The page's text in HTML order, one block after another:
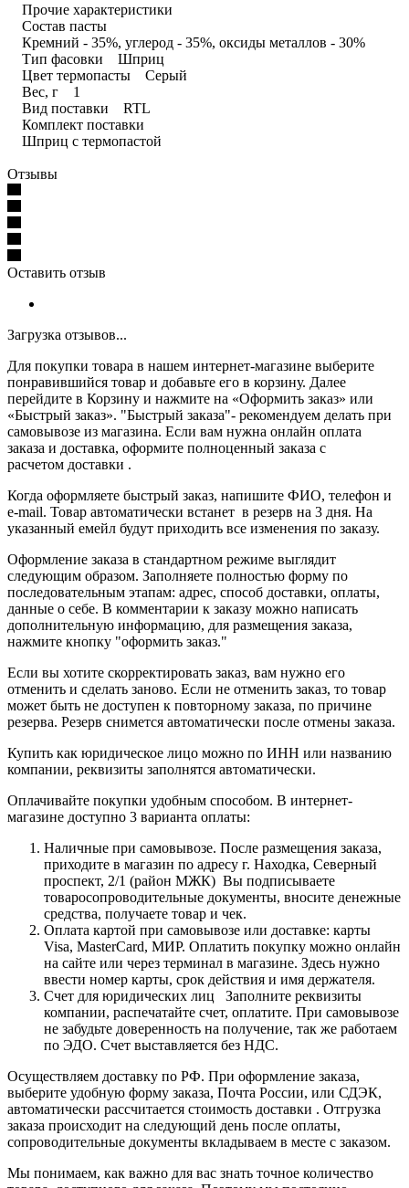
Прочие характеристики
Состав пасты
Кремний - 35%, углерод - 35%, оксиды металлов - 30%
Тип фасовки Шприц
Цвет термопасты Серый
Вес, г 1
Вид поставки RTL
Комплект поставки
Шприц с термопастой
Отзывы
Оставить отзыв
Загрузка отзывов...
Для покупки товара в нашем интернет-магазине выберите
понравившийся товар и добавьте его в корзину. Далее
перейдите в Корзину и нажмите на «Оформить заказ» или
«Быстрый заказ». "Быстрый заказа"- рекомендуем делать при
самовывозе из магазина. Если вам нужна онлайн оплата
заказа и доставка, оформите полноценный заказа с
расчетом доставки .
Когда оформляете быстрый заказ, напишите ФИО, телефон и
e-mail. Товар автоматически встанет в резерв на 3 дня. На
указанный емейл будут приходить все изменения по заказу.
Оформление заказа в стандартном режиме выглядит
следующим образом. Заполняете полностью форму по
последовательным этапам: адрес, способ доставки, оплаты,
данные о себе. В комментарии к заказу можно написать
дополнительную информацию, для размещения заказа,
нажмите кнопку "оформить заказ."
Если вы хотите скорректировать заказ, вам нужно его
отменить и сделать заново. Если не отменить заказ, то товар
может быть не доступен к повторному заказа, по причине
резерва. Резерв снимется автоматически после отмены заказа.
Купить как юридическое лицо можно по ИНН или названию
компании, реквизиты заполнятся автоматически.
Оплачивайте покупки удобным способом. В интернет-
магазине доступно 3 варианта оплаты:
Наличные при самовывозе. После размещения заказа,
приходите в магазин по адресу г. Находка, Северный
проспект, 2/1 (район МЖК) Вы подписываете
товаросопроводительные документы, вносите денежные
средства, получаете товар и чек.
Оплата картой при самовывозе или доставке: карты
Visa, MasterCard, МИР. Оплатить покупку можно онлайн
на сайте или через терминал в магазине. Здесь нужно
ввести номер карты, срок действия и имя держателя.
Счет для юридических лиц Заполните реквизиты
компании, распечатайте счет, оплатите. При самовывозе
не забудьте доверенность на получение, так же работаем
по ЭДО. Счет выставляется без НДС.
Осуществляем доставку по РФ. При оформление заказа,
выберите удобную форму заказа, Почта России, или СДЭК,
автоматически рассчитается стоимость доставки . Отгрузка
заказа происходит на следующий день после оплаты,
сопроводительные документы вкладываем в месте с заказом.
Мы понимаем, как важно для вас знать точное количество